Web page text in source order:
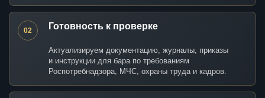
02 Готовность к проверке
Актуализируем документацию, журналы, приказы
и инструкции для бара по требованиям
Роспотребнадзора, МЧС, охраны труда и кадров.